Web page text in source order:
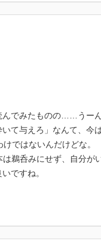
でみたものの……うーん
て与えろ」なんて、今
ではないんだけどな。
鵜呑みにせず、自分が
ですね。